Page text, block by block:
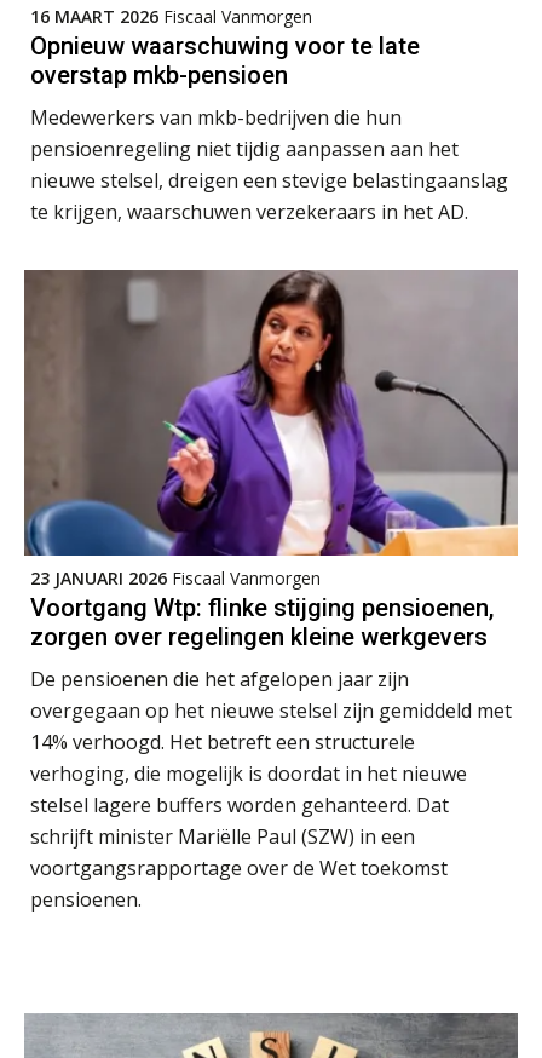
16 MAART 2026 Fiscaal Vanmorgen
Opnieuw waarschuwing voor te late
overstap mkb-pensioen
Medewerkers van mkb-bedrijven die hun
pensioenregeling niet tijdig aanpassen aan het
nieuwe stelsel, dreigen een stevige belastingaanslag
te krijgen, waarschuwen verzekeraars in het AD.
23 JANUARI 2026 Fiscaal Vanmorgen
Voortgang Wtp: flinke stijging pensioenen,
zorgen over regelingen kleine werkgevers
De pensioenen die het afgelopen jaar zijn
overgegaan op het nieuwe stelsel zijn gemiddeld met
14% verhoogd. Het betreft een structurele
verhoging, die mogelijk is doordat in het nieuwe
stelsel lagere buffers worden gehanteerd. Dat
schrijft minister Mariëlle Paul (SZW) in een
voortgangsrapportage over de Wet toekomst
pensioenen.
Hans Geuns
Wilbert Nieuwenhuizen
Chris Dijkstra
Jan Mooren
Aimée van der Paardt